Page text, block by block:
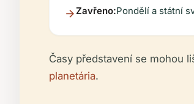
Zavřeno:Pondělí a státní
Časy představení se mohou
planetária.